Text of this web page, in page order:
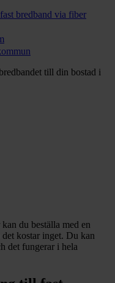
bredband via fiber
till din bostad i
du beställa med en
kostar inget. Du kan
det fungerar i hela